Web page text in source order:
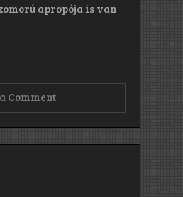
apropója is van
Commenton
Master
Control